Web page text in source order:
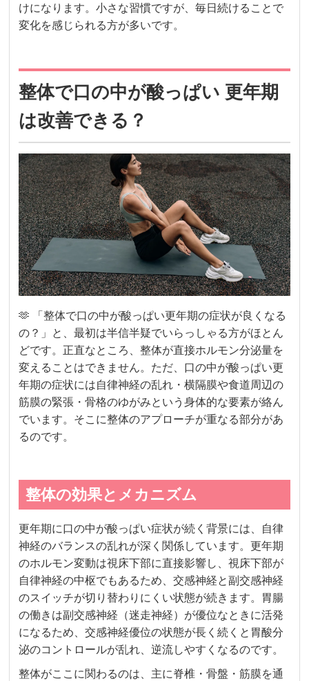
けになります。小さな習慣ですが、毎日続けることで
変化を感じられる方が多いです。
整体で口の中が酸っぱい 更年期
は改善できる？
🫶 「整体で口の中が酸っぱい更年期の症状が良くなる
の？」と、最初は半信半疑でいらっしゃる方がほとん
どです。正直なところ、整体が直接ホルモン分泌量を
変えることはできません。ただ、口の中が酸っぱい更
年期の症状には自律神経の乱れ・横隔膜や食道周辺の
筋膜の緊張・骨格のゆがみという身体的な要素が絡ん
でいます。そこに整体のアプローチが重なる部分があ
るのです。
整体の効果とメカニズム
更年期に口の中が酸っぱい症状が続く背景には、自律
神経のバランスの乱れが深く関係しています。更年期
のホルモン変動は視床下部に直接影響し、視床下部が
自律神経の中枢でもあるため、交感神経と副交感神経
のスイッチが切り替わりにくい状態が続きます。胃腸
の働きは副交感神経（迷走神経）が優位なときに活発
になるため、交感神経優位の状態が長く続くと胃酸分
泌のコントロールが乱れ、逆流しやすくなるのです。
整体がここに関わるのは、主に脊椎・骨盤・筋膜を通